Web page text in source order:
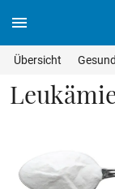
Übersicht